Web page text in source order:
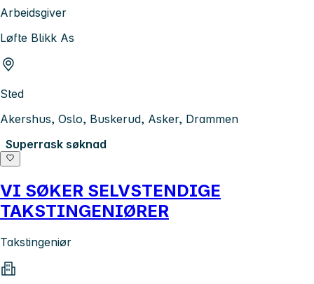
Arbeidsgiver
Løfte Blikk As
Sted
Akershus, Oslo, Buskerud, Asker, Drammen
Superrask søknad
VI SØKER SELVSTENDIGE
TAKSTINGENIØRER
Takstingeniør